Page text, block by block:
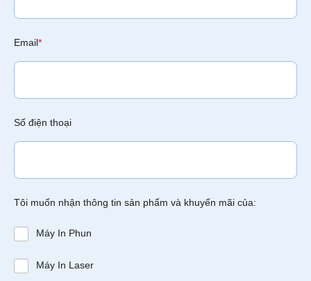
Email*
Số điện thoại
Tôi muốn nhận thông tin sản phẩm và khuyến mãi của:
Máy In Phun
Máy In Laser